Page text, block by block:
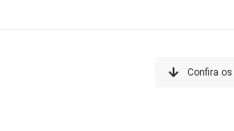
Confira